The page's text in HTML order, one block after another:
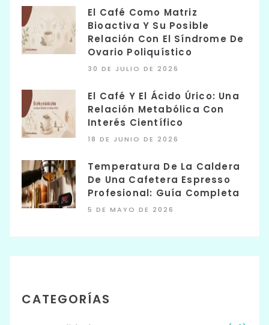
El Café Como Matriz
Bioactiva Y Su Posible
Relación Con El Síndrome De
Ovario Poliquístico
30 DE JULIO DE 2026
El Café Y El Ácido Úrico: Una
Relación Metabólica Con
Interés Científico
18 DE JUNIO DE 2026
Temperatura De La Caldera
De Una Cafetera Espresso
Profesional: Guía Completa
5 DE MAYO DE 2026
CATEGORÍAS